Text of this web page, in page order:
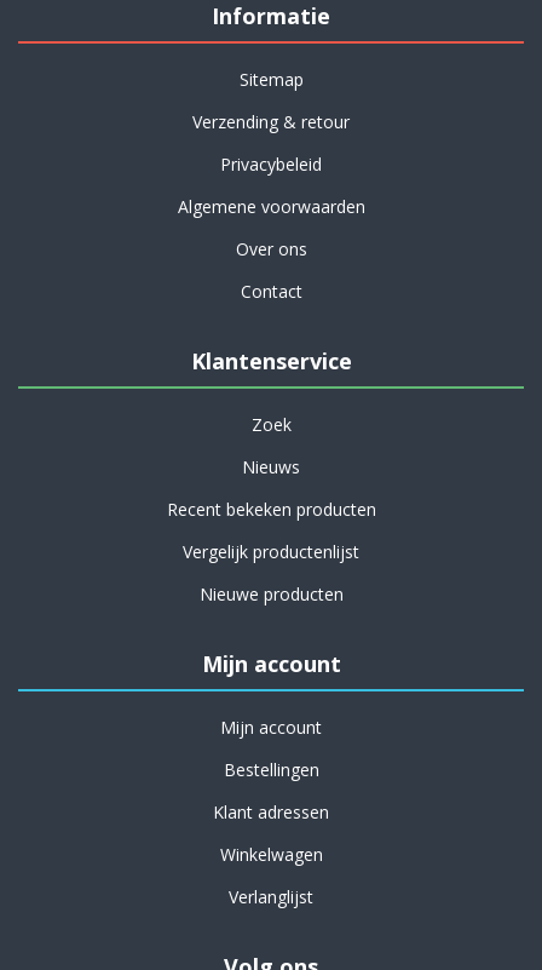
Informatie
Sitemap
Verzending & retour
Privacybeleid
Algemene voorwaarden
Over ons
Contact
Klantenservice
Zoek
Nieuws
Recent bekeken producten
Vergelijk productenlijst
Nieuwe producten
Mijn account
Mijn account
Bestellingen
Klant adressen
Winkelwagen
Verlanglijst